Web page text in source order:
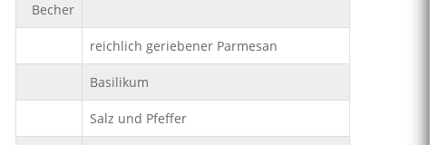
Becher
reichlich geriebener Parmesan
Basilikum
Salz und Pfeffer